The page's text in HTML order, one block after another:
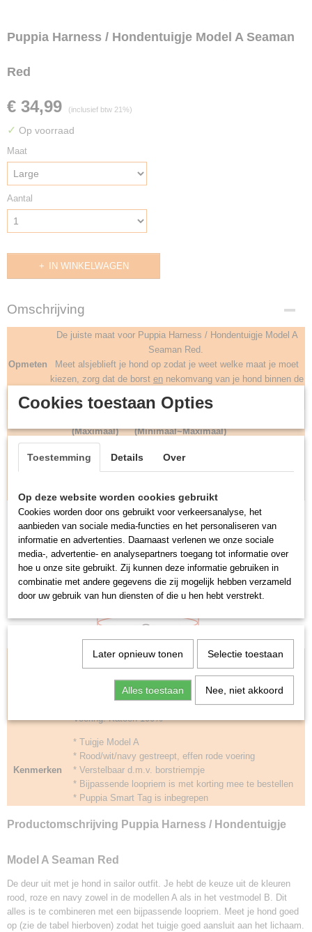
Puppia Harness / Hondentuigje Model A Seaman
Red
€ 34,99 (inclusief btw 21%)
✓ Op voorraad
Maat
Aantal
IN WINKELWAGEN
Omschrijving
Opmeten
De juiste maat voor Puppia Harness / Hondentuigje Model A
Seaman Red.
Meet alsjeblieft je hond op zodat je weet welke maat je moet
kiezen, zorg dat de borst en nekomvang van je hond binnen de
(Maximaal)
(Minimaal~Maximaal)
S 24cm
M
32cm 44~59cm
42cm 60~82cm
PAUA-HA1832
Rood gestreept met geborduurd anker
S / M / L / XL
Tuigje: Katoen 95% Span 5%
Voering: Katoen 100%
Kenmerken
* Tuigje Model A
* Rood/wit/navy gestreept, effen rode voering
* Verstelbaar d.m.v. borstriempje
* Bijpassende loopriem is met korting mee te bestellen
* Puppia Smart Tag is inbegrepen
Productomschrijving Puppia Harness / Hondentuigje
Model A Seaman Red
De deur uit met je hond in sailor outfit. Je hebt de keuze uit de kleuren
rood, roze en navy zowel in de modellen A als in het vestmodel B. Dit
alles is te combineren met een bijpassende loopriem. Meet je hond goed
op (zie de tabel hierboven) zodat het tuigje goed aansluit aan het lichaam.
Cookies toestaan Opties
Toestemming Details Over
Op deze website worden cookies gebruikt
Cookies worden door ons gebruikt voor verkeersanalyse, het
aanbieden van sociale media-functies en het personaliseren van
informatie en advertenties. Daarnaast verlenen we onze sociale
media-, advertentie- en analysepartners toegang tot informatie over
hoe u onze site gebruikt. Zij kunnen deze informatie gebruiken in
combinatie met andere gegevens die zij mogelijk hebben verzameld
door uw gebruik van hun diensten of die u hen hebt verstrekt.
Later opnieuw tonen Selectie toestaan
Alles toestaan Nee, niet akkoord